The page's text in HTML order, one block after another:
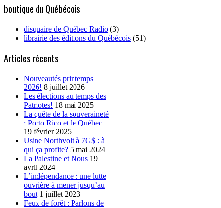
boutique du Québécois
disquaire de Québec Radio (3)
librairie des éditions du Québécois (51)
Articles récents
Nouveautés printemps
2026! 8 juillet 2026
Les élections au temps des
Patriotes! 18 mai 2025
La quête de la souveraineté
: Porto Rico et le Québec
19 février 2025
Usine Northvolt à 7G$ : à
qui ça profite? 5 mai 2024
La Palestine et Nous 19
avril 2024
L’indépendance : une lutte
ouvrière à mener jusqu’au
bout 1 juillet 2023
Feux de forêt : Parlons de